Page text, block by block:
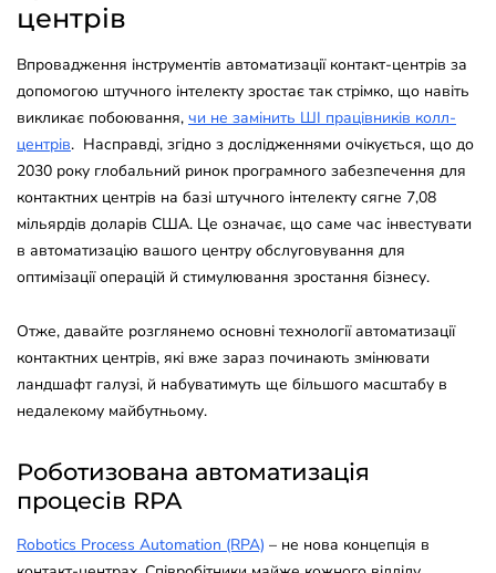
центрів
Впровадження інструментів автоматизації контакт-центрів за
допомогою штучного інтелекту зростає так стрімко, що навіть
викликає побоювання, чи не замінить ШІ працівників колл-
центрів. Насправді, згідно з дослідженнями очікується, що до
2030 року глобальний ринок програмного забезпечення для
контактних центрів на базі штучного інтелекту сягне 7,08
мільярдів доларів США. Це означає, що саме час інвестувати
в автоматизацію вашого центру обслуговування для
оптимізації операцій й стимулювання зростання бізнесу.
Отже, давайте розглянемо основні технології автоматизації
контактних центрів, які вже зараз починають змінювати
ландшафт галузі, й набуватимуть ще більшого масштабу в
недалекому майбутньому.
Роботизована автоматизація
процесів RPA
Robotics Process Automation (RPA) – не нова концепція в